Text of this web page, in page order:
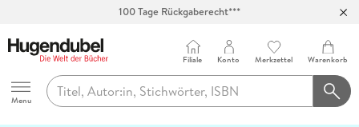
100 Tage Rückgaberecht***
Hugendubel
Menu
Filiale Konto Merkzettel Warenkorb